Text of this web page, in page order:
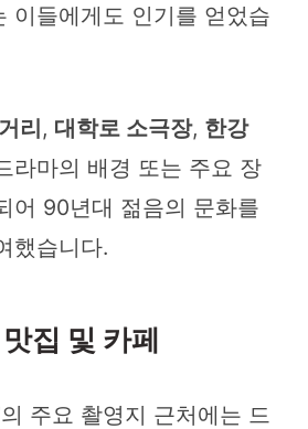
이들에게도 인기를 얻었습
리, 대학로 소극장, 한강
라마의 배경 또는 주요 장
어 90년대 젊음의 문화를
했습니다.
집 및 카페
의 주요 촬영지 근처에는 드